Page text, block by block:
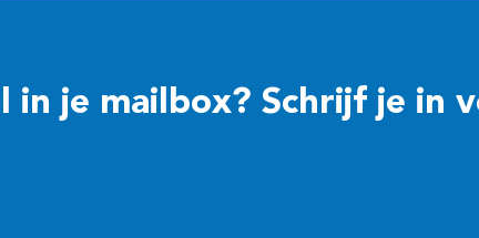
in je mailbox? Schrijf je in